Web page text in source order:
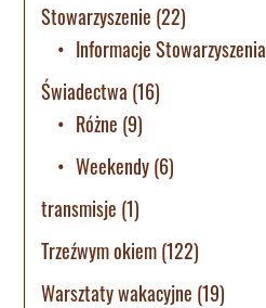
Stowarzyszenie (22)
Informacje Stowarzyszenia
Świadectwa (16)
Różne (9)
Weekendy(6)
transmisje (1)
Trzeźwym okiem(122)
Warsztaty wakacyjne (19)